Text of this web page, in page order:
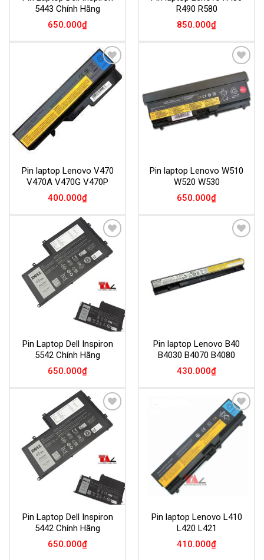
5443 Chính Hãng
650.000₫
R490 R580
850.000₫
Add to
Wishlist
Pin laptop Lenovo V470
V470A V470G V470P
400.000₫
Add to
Wishlist
Pin laptop Lenovo W510
W520 W530
650.000₫
Add to
Wishlist
Pin Laptop Dell Inspiron
5542 Chính Hãng
650.000₫
Pin laptop Lenovo B40
B4030 B4070 B4080
430.000₫
Add to
Wishlist
Pin Laptop Dell Inspiron
5442 Chính Hãng
650.000₫
Add to
Wishlist
Pin laptop Lenovo L410
L420 L421
410.000₫